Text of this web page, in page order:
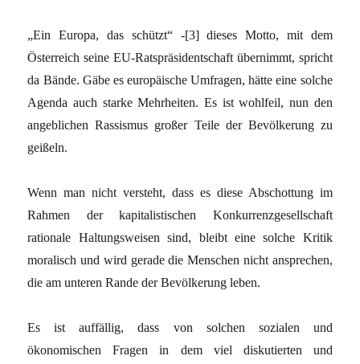
„Ein Europa, das schützt“ -[3] dieses Motto, mit dem
Österreich seine EU-Ratspräsidentschaft übernimmt, spricht
da Bände. Gäbe es europäische Umfragen, hätte eine solche
Agenda auch starke Mehrheiten. Es ist wohlfeil, nun den
angeblichen Rassismus großer Teile der Bevölkerung zu
geißeln.
Wenn man nicht versteht, dass es diese Abschottung im
Rahmen der kapitalistischen Konkurrenzgesellschaft
rationale Haltungsweisen sind, bleibt eine solche Kritik
moralisch und wird gerade die Menschen nicht ansprechen,
die am unteren Rande der Bevölkerung leben.
Es ist auffällig, dass von solchen sozialen und
ökonomischen Fragen in dem viel diskutierten und